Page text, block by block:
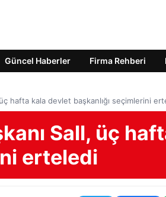
Güncel Haberler Firma Rehberi
hafta kala devlet başkanlığı seçimlerini
Sall, üç
erteledi